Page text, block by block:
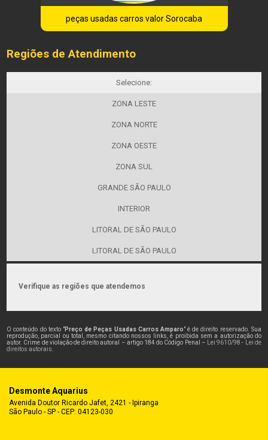
peças usadas carros valor Sorocaba
Regiões de Atendimento
Selecione:
ZONA LESTE
ZONA NORTE
ZONA OESTE
ZONA SUL
GRANDE SÃO PAULO
INTERIOR
LITORAL DE SÃO PAULO
LITORAL DE SÃO PAULO
Verifique as regiões que atendemos
O conteúdo do texto "Preço de Peças Usadas Carros Amparo" é de direito reservado. Sua
reprodução, parcial ou total, mesmo citando nossos links, é proibida sem a autorização do
autor. Crime de violação de direito autoral – artigo 184 do Código Penal –
Lei 9610/98 - Lei de
direitos autorais
Desmonte Aquarius
Avenida Doutor Ricardo Jafet, 2421 - Ipiranga
São Paulo - SP - CEP: 04123-030